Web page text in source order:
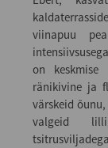
viinapuu
on keskmise
ränikivine ja
värskeid
valgeid